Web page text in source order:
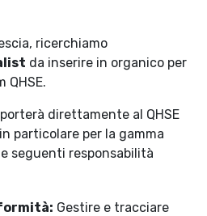
ricerchiamo
da inserire in organico per
QHSE.
direttamente al QHSE
particolare per la gamma
seguenti responsabilità
Gestire e tracciare